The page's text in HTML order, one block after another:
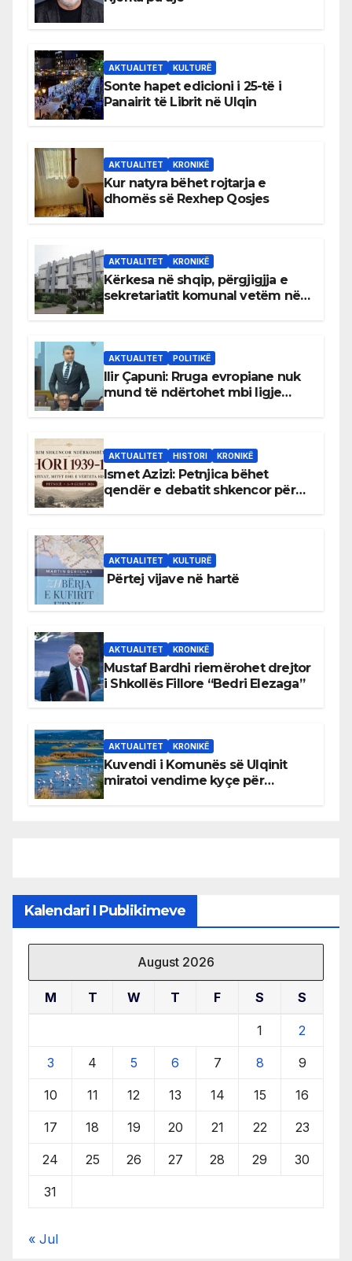
AKTUALITET KULTURË
Sonte hapet edicioni i 25-të i
Panairit të Librit në Ulqin
AKTUALITET KRONIKË
Kur natyra bëhet rojtarja e
dhomës së Rexhep Qosjes
AKTUALITET KRONIKË
Kërkesa në shqip, përgjigjja e
sekretariatit komunal vetëm në
AKTUALITET POLITIKË
Ilir Çapuni: Rruga evropiane nuk
mund të ndërtohet mbi ligje
AKTUALITET HISTORI KRONIKË
Ismet Azizi: Petnjica bëhet
qendër e debatit shkencor për
AKTUALITET KULTURË
Përtej vijave në hartë
AKTUALITET KRONIKË
Mustaf Bardhi riemërohet drejtor
i Shkollës Fillore “Bedri Elezaga”
AKTUALITET KRONIKË
Kuvendi i Komunës së Ulqinit
miratoi vendime kyçe për
Kalendari I Publikimeve
August 2026
M T W T F S S
1 2
3 4 5 6 7 8 9
10 11 12 13 14 15 16
17 18 19 20 21 22 23
24 25 26 27 28 29 30
31
« Jul